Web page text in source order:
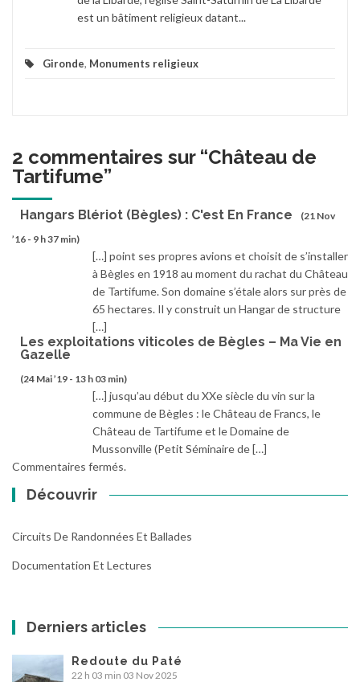
est un bâtiment religieux datant...
Gironde, Monuments religieux
2 commentaires sur “Château de
Tartifume”
Hangars Blériot (Bègles) : C'est En France
(21 Nov
’16 - 9 h 37 min)
[…] point ses propres avions et choisit de s’installer
à Bègles en 1918 au moment du rachat du Château
de Tartifume. Son domaine s’étale alors sur près de
65 hectares. Il y construit un Hangar de structure
[…]
Les exploitations viticoles de Bègles – Ma Vie en
Gazelle
(24 Mai ’19 - 13 h 03 min)
[…] jusqu’au début du XXe siècle du vin sur la
commune de Bègles : le Château de Francs, le
Château de Tartifume et le Domaine de
Mussonville (Petit Séminaire de […]
Commentaires fermés.
Découvrir
Circuits De Randonnées Et Ballades
Documentation Et Lectures
Derniers articles
Redoute du Paté
22 h 03 min 03 Nov 2025